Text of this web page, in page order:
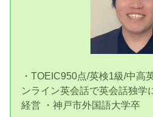
・TOEIC950点/英検1級/中高
ンライン英会話で英会話独学
経営 ・神戸市外国語大学卒